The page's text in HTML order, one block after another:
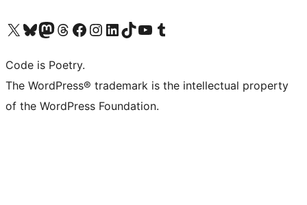
Visita il nostro account X (ex Twitter)
Visita il nostro account Bluesky
Visita il nostro account Mastodon
Visita il nostro account Threads
Visita la nostra pagina Facebook
Visita il nostro account Instagram
Visita il nostro account LinkedIn
Visita il nostro account TikTok
Visita il nostro canale YouTube
Visita il nostro account Tumblr
Code is Poetry.
The WordPress® trademark is the intellectual property
of the WordPress Foundation.